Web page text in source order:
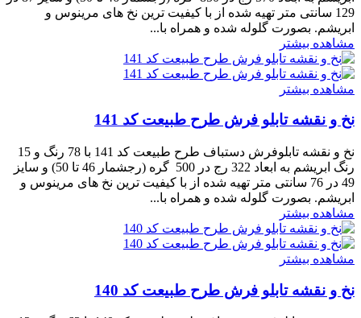
129 سانتی متر تهیه شده از با کیفیت ترین نخ های مرینوس و
ابریشم. بصورت گلوله شده و همراه با...
مشاهده بیشتر
مشاهده بیشتر
نخ و نقشه تابلو فرش طرح طبیعت کد 141
نخ و نقشه تابلوفرش دستباف طرح طبیعت کد 141 با 78 رنگ و 15
رنگ ابریشم به ابعاد 322 رج در 500 گره (رجشمار 46 تا 50) و سایز
49 در 76 سانتی متر تهیه شده از با کیفیت ترین نخ های مرینوس و
ابریشم. بصورت گلوله شده و همراه با...
مشاهده بیشتر
مشاهده بیشتر
نخ و نقشه تابلو فرش طرح طبیعت کد 140